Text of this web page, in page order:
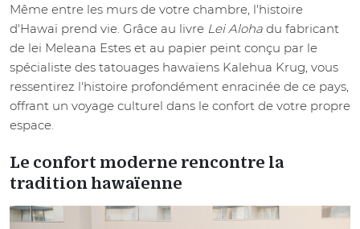
Même entre les murs de votre chambre, l'histoire
d'Hawaï prend vie. Grâce au livre Lei Aloha du fabricant
de lei Meleana Estes et au papier peint conçu par le
spécialiste des tatouages hawaïens Kalehua Krug, vous
ressentirez l'histoire profondément enracinée de ce pays,
offrant un voyage culturel dans le confort de votre propre
espace.
Le confort moderne rencontre la
tradition hawaïenne